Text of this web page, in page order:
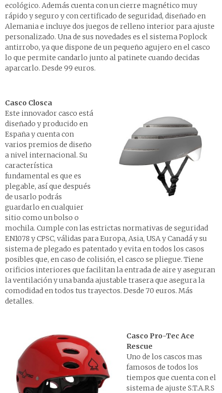
ecológico. Además cuenta con un cierre magnético muy
rápido y seguro y con certificado de seguridad, diseñado en
Alemania e incluye dos juegos de relleno interior para ajuste
personalizado. Una de sus novedades es el sistema Poplock
antirrobo, ya que dispone de un pequeño agujero en el casco
lo que permite candarlo junto al patinete cuando decidas
aparcarlo. Desde 99 euros.
Casco Closca
Este innovador casco está
diseñado y producido en
España y cuenta con
varios premios de diseño
a nivel internacional. Su
característica
fundamental es que es
plegable, así que después
de usarlo podrás
guardarlo en cualquier
sitio como un bolso o
mochila. Cumple con las estrictas normativas de seguridad
EN1078 y CPSC, válidas para Europa, Asia, USA y Canadá y su
sistema de plegado es patentado y evita en todos los casos
posibles que, en caso de colisión, el casco se pliegue. Tiene
orificios interiores que facilitan la entrada de aire y aseguran
la ventilación y una banda ajustable trasera que asegura la
comodidad en todos tus trayectos. Desde 70 euros. Más
detalles.
Casco Pro-Tec Ace
Rescue
Uno de los cascos mas
famosos de todos los
tiempos que cuenta con el
sistema de ajuste S.T.A.R.S